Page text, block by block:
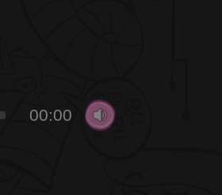
00:00